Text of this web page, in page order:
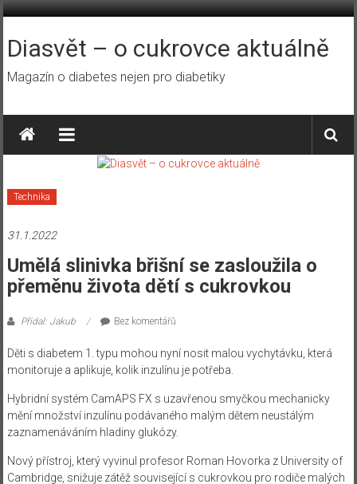
Přeskočit
obsah
Diasvět – o cukrovce aktuálně
Magazín o diabetes nejen pro diabetiky
Technika
31.1.2022
Umělá slinivka břišní se zasloužila o
přeměnu života dětí s cukrovkou
Přidal: Jakub Bez komentářů
Děti s diabetem 1. typu mohou nyní nosit malou vychytávku, která
monitoruje a aplikuje, kolik inzulínu je potřeba.
Hybridní systém CamAPS FX s uzavřenou smyčkou mechanicky
mění množství inzulínu podávaného malým dětem neustálým
zaznamenáváním hladiny glukózy.
Nový přístroj, který vyvinul profesor Roman Hovorka z University of
Cambridge, snižuje zátěž související s cukrovkou pro rodiče malých